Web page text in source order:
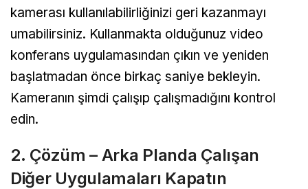
kamerası kullanılabilirliğinizi geri kazanmayı
umabilirsiniz. Kullanmakta olduğunuz video
konferans uygulamasından çıkın ve yeniden
başlatmadan önce birkaç saniye bekleyin.
Kameranın şimdi çalışıp çalışmadığını kontrol
edin.
2. Çözüm – Arka Planda Çalışan
Diğer Uygulamaları Kapatın